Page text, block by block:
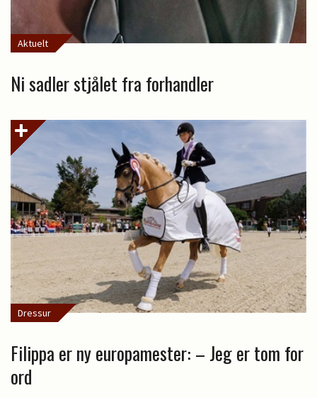
Aktuelt
Ni sadler stjålet fra forhandler
Dressur
Filippa er ny europamester: – Jeg er tom for
ord